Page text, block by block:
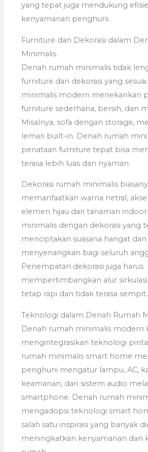
yang tepat juga mendukung
kenyamanan penghuni.
Furniture dan Dekorasi dalam
Minimalis
Denah rumah minimalis tidak
furniture dan dekorasi yang
minimalis modern menekankan
furniture sederhana, bersih, dan
Misalnya, sofa dengan storage,
lemari built-in. Denah rumah
penataan furniture tepat bisa
terasa lebih luas dan nyaman.
Dekorasi rumah minimalis
memanfaatkan warna netral,
elemen hijau dari tanaman
minimalis dengan dekorasi yang
menciptakan suasana hangat dan
menyenangkan bagi seluruh
Penempatan dekorasi juga harus
mempertimbangkan alur
tetap rapi dan tidak terasa sempit.
Teknologi dalam Denah Rumah
Denah rumah minimalis modern
mengintegrasikan teknologi
rumah minimalis smart home
penghuni mengatur lampu, AC,
keamanan, dan sistem audio
smartphone. Denah rumah
mengadopsi teknologi smart
salah satu inspirasi yang banyak
meningkatkan kenyamanan dan